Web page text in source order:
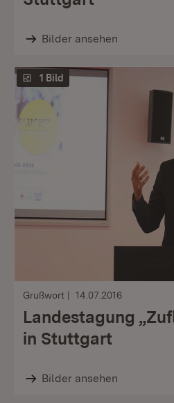
Bilder ansehen
1 Bild
Grußwort 14.07.2016
Landestagung
in Stuttgart
Bilder ansehen